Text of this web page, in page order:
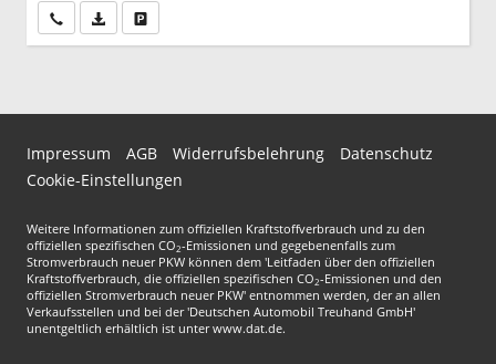
Wir rufen Sie anPDF-Datei, Fahrzeugexposé drucken
Impressum AGB Widerrufsbelehrung
Datenschutz
Cookie-Einstellungen
Weitere Informationen zum offiziellen Kraftstoffverbrauch und zu den
offiziellen spezifischen CO2-Emissionen und gegebenenfalls zum
Stromverbrauch neuer PKW können dem 'Leitfaden über den offiziellen
Kraftstoffverbrauch, die offiziellen spezifischen CO2-Emissionen und den
offiziellen Stromverbrauch neuer PKW' entnommen werden, der an allen
Verkaufsstellen und bei der 'Deutschen Automobil Treuhand GmbH'
unentgeltlich erhältlich ist unter www.dat.de.